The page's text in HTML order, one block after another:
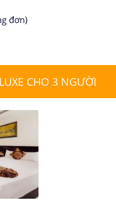
đơn)
CHO 3 NGƯỜI